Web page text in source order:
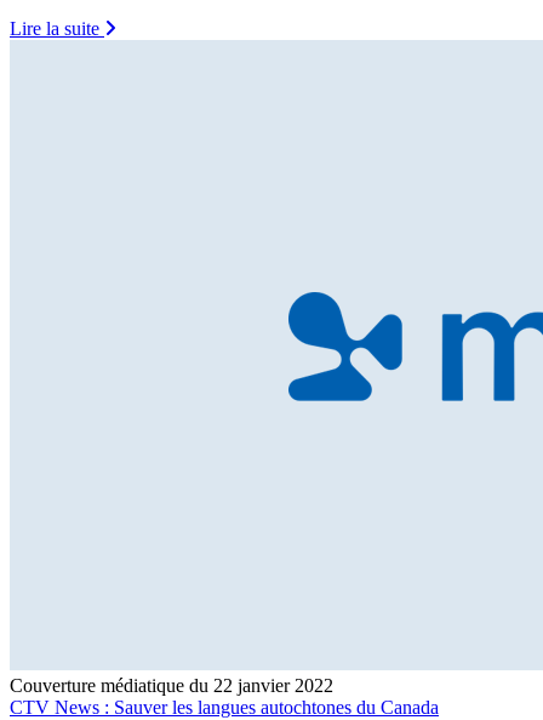
Lire la suite
Couverture médiatique du 22 janvier 2022
CTV News : Sauver les langues autochtones du Canada